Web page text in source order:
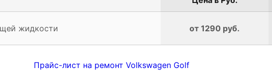
жидкости от 1290 руб.
Прайс-лист на ремонт Volkswagen Golf